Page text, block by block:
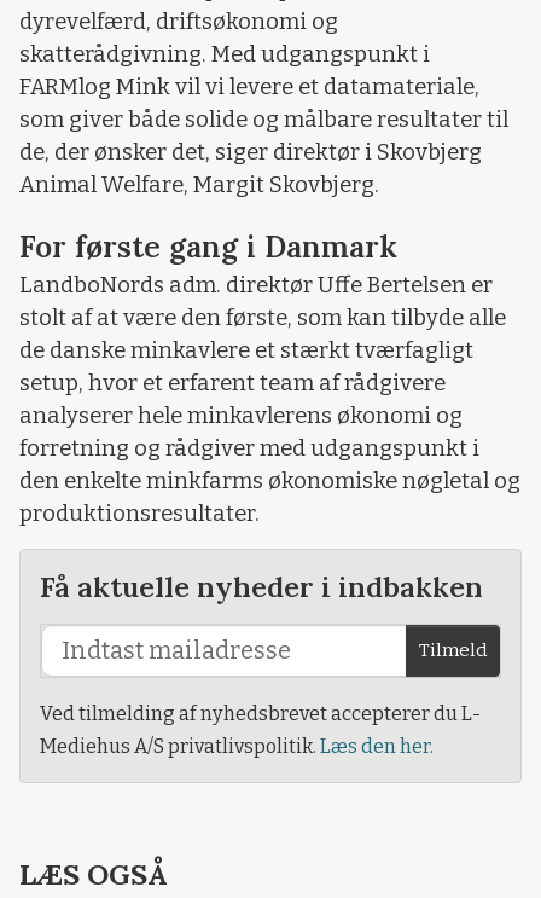
dyrevelfærd, driftsøkonomi og
skatterådgivning. Med udgangspunkt i
FARMlog Mink vil vi levere et datamateriale,
som giver både solide og målbare resultater til
de, der ønsker det, siger direktør i Skovbjerg
Animal Welfare, Margit Skovbjerg.
For første gang i Danmark
LandboNords adm. direktør Uffe Bertelsen er
stolt af at være den første, som kan tilbyde alle
de danske minkavlere et stærkt tværfagligt
setup, hvor et erfarent team af rådgivere
analyserer hele minkavlerens økonomi og
forretning og rådgiver med udgangspunkt i
den enkelte minkfarms økonomiske nøgletal og
produktionsresultater.
Få aktuelle nyheder i indbakken
Tilmeld
Ved tilmelding af nyhedsbrevet accepterer du L-
Mediehus A/S privatlivspolitik. Læs den her.
LÆS OGSÅ